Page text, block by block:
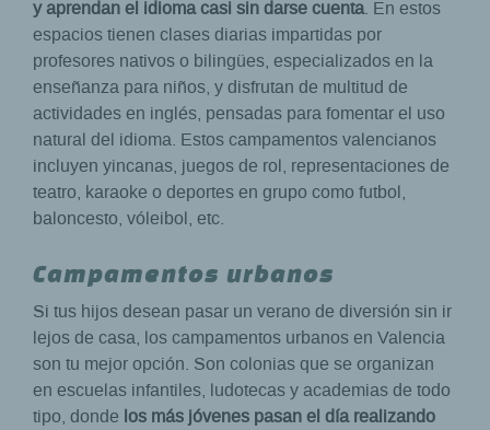
y aprendan el idioma casi sin darse cuenta. En estos
espacios tienen clases diarias impartidas por
profesores nativos o bilingües, especializados en la
enseñanza para niños, y disfrutan de multitud de
actividades en inglés, pensadas para fomentar el uso
natural del idioma. Estos campamentos valencianos
incluyen yincanas, juegos de rol, representaciones de
teatro, karaoke o deportes en grupo como futbol,
baloncesto, vóleibol, etc.
Campamentos urbanos
Si tus hijos desean pasar un verano de diversión sin ir
lejos de casa, los campamentos urbanos en Valencia
son tu mejor opción. Son colonias que se organizan
en escuelas infantiles, ludotecas y academias de todo
tipo, donde los más jóvenes pasan el día realizando